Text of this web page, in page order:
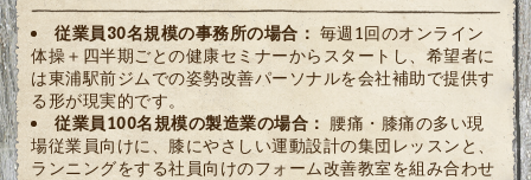
従業員30名規模の事務所の場合： 毎週1回のオンライン
体操＋四半期ごとの健康セミナーからスタートし、希望者に
は東浦駅前ジムでの姿勢改善パーソナルを会社補助で提供す
る形が現実的です。
従業員100名規模の製造業の場合： 腰痛・膝痛の多い現
場従業員向けに、膝にやさしい運動設計の集団レッスンと、
ランニングをする社員向けのフォーム改善教室を組み合わせ